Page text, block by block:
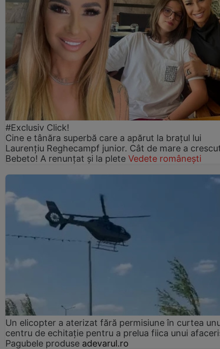
#Exclusiv Click!
Cine e tânăra superbă care a apărut la brațul lui
Laurențiu Reghecampf junior. Cât de mare a
Bebeto! A renunțat și la plete Vedete românești
Un elicopter a aterizat fără permisiune în curtea
centru de echitație pentru a prelua fiica unui
Pagubele produse adevarul.ro